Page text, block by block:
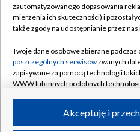
Naziemna Telewizja
Rada Programowa
System NOS
Informacje o nadawcy
Program dla prasy
Moje
zautomatyzowanego dopasowania
mierzenia ich skuteczności) i
także zgody na udostępnianie przez
Twoje dane osobowe zbierane
poszczególnych serwisówzwanych
zapisywane za pomocą technologii
WWW lub innych podobnych
ruchu w Internecie.Akceptuję i